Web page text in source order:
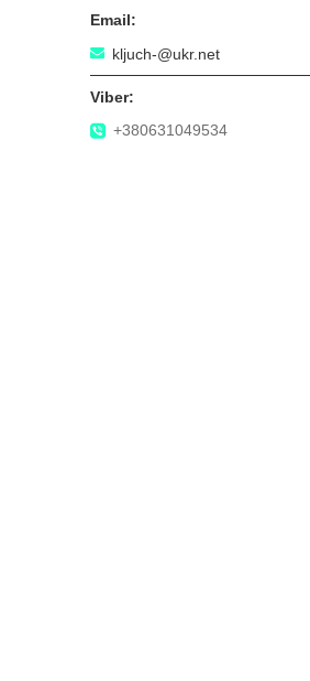
kljuch-@ukr.net
+380631049534